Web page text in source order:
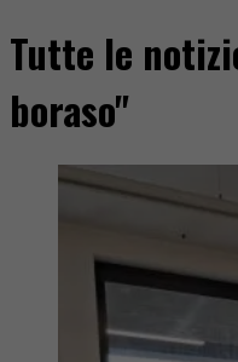
Tutte le
boraso"